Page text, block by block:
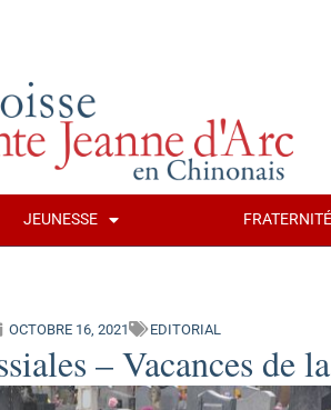
JEUNESSE
OCTOBRE 16, 2021 EDITORIAL
– Vacances de